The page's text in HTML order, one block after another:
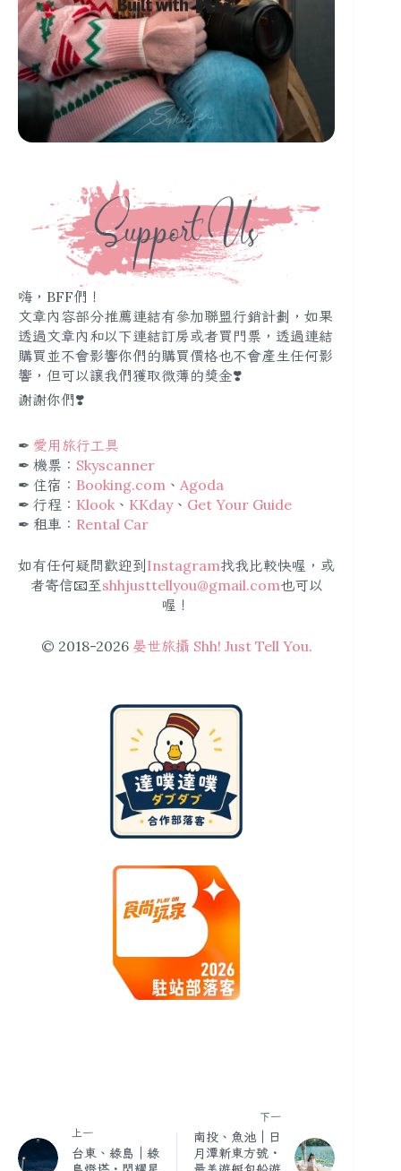
嗨，BFF們！
文章內容部分推薦連結有參加聯盟行銷計劃，如果
透過文章內和以下連結訂房或者買門票，透過連結
購買並不會影響你們的購買價格也不會產生任何影
響，但可以讓我們獲取微薄的獎金❣️
謝謝你們❣️
✒︎ 愛用旅行工具
✒︎ 機票： Skyscanner
✒︎ 住宿： Booking.com 、 Agoda
✒︎ 行程： Klook 、 KKday、 Get Your Guide
✒︎ 租車： Rental Car
如有任何疑問歡迎到 Instagram找我比較快喔，或
者寄信📧至shhjusttellyou@gmail.com也可以
喔！
© 2018-2026 晏世旅攝 Shh! Just Tell You.
上一
台東、綠島｜綠
下一
南投、魚池｜日
月潭新東方號・